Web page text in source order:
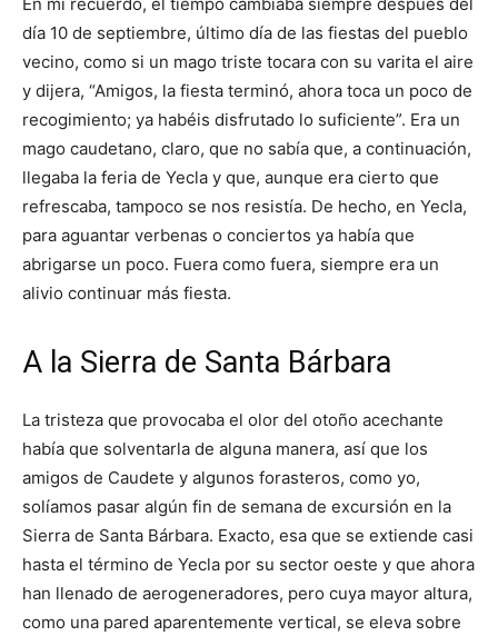
día 10 de septiembre, último día de las fiestas del pueblo
vecino, como si un mago triste tocara con su varita el aire
y dijera, “Amigos, la fiesta terminó, ahora toca un poco de
recogimiento; ya habéis disfrutado lo suficiente”. Era un
mago caudetano, claro, que no sabía que, a continuación,
llegaba la feria de Yecla y que, aunque era cierto que
refrescaba, tampoco se nos resistía. De hecho, en Yecla,
para aguantar verbenas o conciertos ya había que
abrigarse un poco. Fuera como fuera, siempre era un
alivio continuar más fiesta.
A la Sierra de Santa Bárbara
La tristeza que provocaba el olor del otoño acechante
había que solventarla de alguna manera, así que los
amigos de Caudete y algunos forasteros, como yo,
solíamos pasar algún fin de semana de excursión en la
Sierra de Santa Bárbara. Exacto, esa que se extiende casi
hasta el término de Yecla por su sector oeste y que ahora
han llenado de aerogeneradores, pero cuya mayor altura,
como una pared aparentemente vertical, se eleva sobre